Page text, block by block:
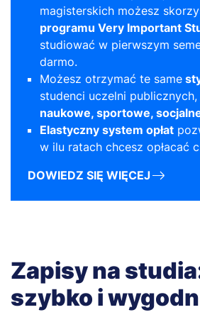
magisterskich możesz
programu Very Important
studiować w pierwszym
darmo.
Możesz otrzymać te same
studenci uczelni
naukowe, sportowe,
Elastyczny system opłat
w ilu ratach chcesz opłacać
DOWIEDZ SIĘ WIĘCEJ
Zapisy na
szybko i